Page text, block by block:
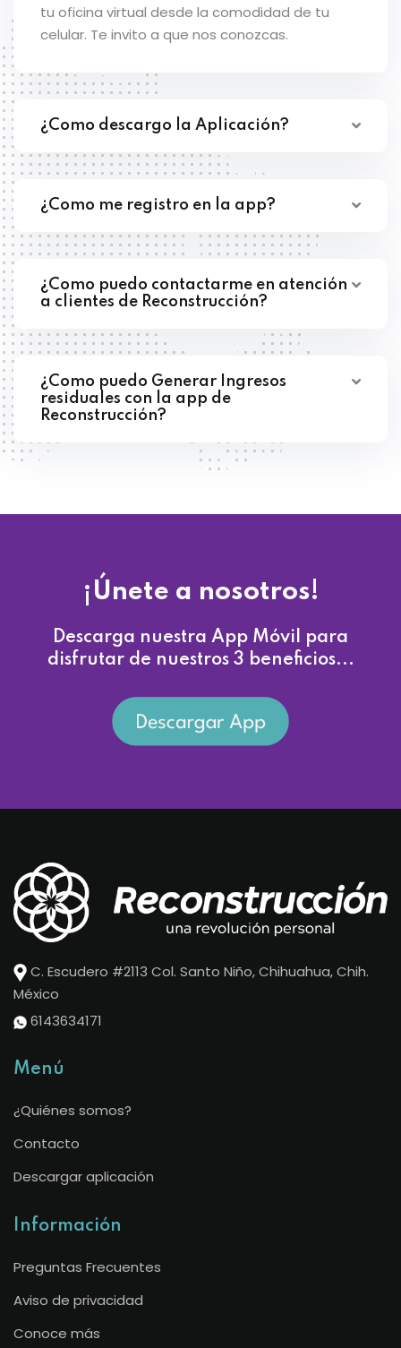
tu oficina virtual desde la comodidad de tu
celular. Te invito a que nos conozcas.
¿Como descargo la Aplicación?
¿Como me registro en la app?
¿Como puedo contactarme en atención
a clientes de Reconstrucción?
¿Como puedo Generar Ingresos
residuales con la app de
Reconstrucción?
¡Únete a nosotros!
Descarga nuestra App Móvil para
disfrutar de nuestros 3 beneficios...
C. Escudero #2113 Col. Santo Niño, Chihuahua, Chih.
México
6143634171
Menú
¿Quiénes somos?
Contacto
Descargar aplicación
Información
Preguntas Frecuentes
Aviso de privacidad
Conoce más